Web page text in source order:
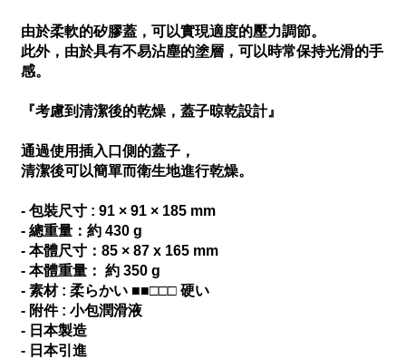
由於柔軟的矽膠蓋，可以實現適度的壓力調節。
此外，由於具有不易沾塵的塗層，可以時常保持光滑的手
感。
『考慮到清潔後的乾燥，蓋子晾乾設計』
通過使用插入口側的蓋子，
清潔後可以簡單而衛生地進行乾燥。
- 包裝尺寸 : 91 × 91 × 185 mm
- 總重量：約 430 g
- 本體尺寸：85 × 87 x 165 mm
- 本體重量： 約 350 g
- 素材 : 柔らかい ■■□□□ 硬い
- 附件 : 小包潤滑液
- 日本製造
- 日本引進